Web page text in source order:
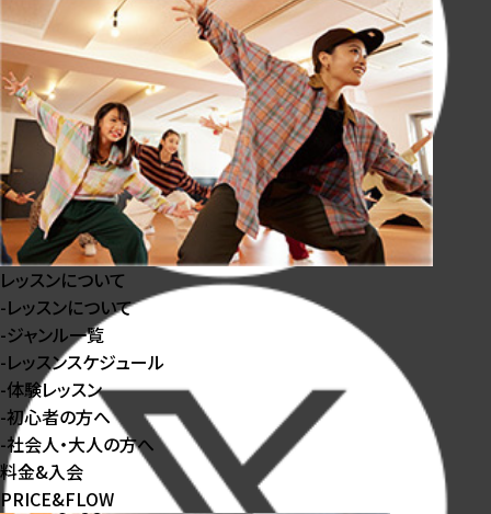
レッスンについて
-レッスンについて
-ジャンル⼀覧
-レッスンスケジュール
-体験レッスン
-初⼼者の⽅へ
-社会⼈・⼤⼈の⽅へ
料金&入会
PRICE&FLOW